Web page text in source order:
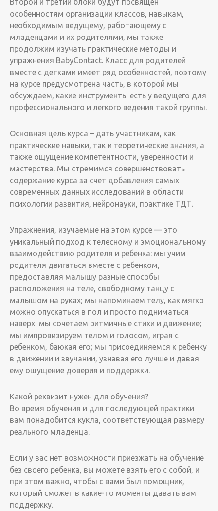
Второй и третий блоки будут посвящен
особенностям организации классов, навыкам,
необходимым ведущему, работающему с
младенцами и их родителями, мы также
продолжим изучать практические методы и
упражнения BabyContact. Класс для родителей
вместе с детками имеет ряд особенностей, поэтому
на курсе предусмотрена часть, в которой мы
обсуждаем, какие инструменты есть у ведущего для
профессионального и легкого ведения такой группы.
Основная цель курса – дать участникам, как
практические навыки, так и теоретические знания, а
также ощущение компетентности, уверенности и
мастерства. Мы стремимся совершенствовать
содержание курса за счет добавления самых
современных данных исследований в области
психологии развития, нейронауки, практике ТДТ.
Упражнения, изучаемые на этом курсе — это
уникальный подход к телесному и эмоциональному
взаимодействию родителя и ребенка: мы учим
родителя двигаться вместе с ребенком,
предоставляя малышу разные способы
расположения на теле, свободному танцу с
малышом на руках; мы напоминаем телу, как мягко
можно опускаться в пол и просто подниматься
наверх; мы сочетаем ритмичные стихи и движение;
мы импровизируем телом и голосом, играя с
ребенком, баюкая его; мы присоединяемся к ребенку
в движении и звучании, узнавая его лучше и давая
ему ощущение доверия и поддержки.
Какой реквизит нужен для обучения?
Во время обучения и для последующей практики
вам понадобится кукла, соответствующая размеру
реального младенца.
Если у вас нет возможности приезжать на обучение
без своего ребенка, вы можете взять его с собой, и
при этом важно, чтобы с вами был помощник,
который сможет в какие-то моменты давать вам
поддержку.